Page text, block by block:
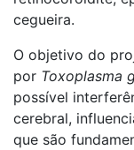
cegueira.
O objetivo do
por Toxoplasma
possível
cerebral,
que são